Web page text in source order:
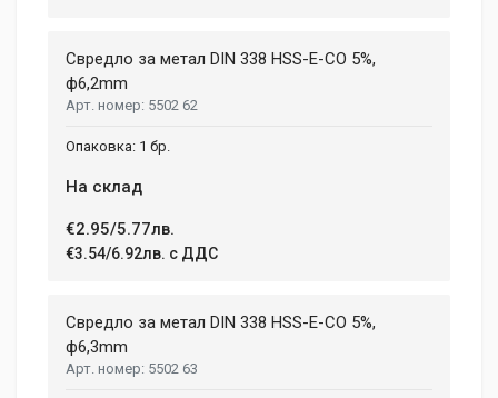
Свредло за метал DIN 338 HSS-E-CO 5%,
ф6,2mm
5502 62
1 бр.
На склад
€2.95/5.77лв.
€3.54/6.92лв. с ДДС
Свредло за метал DIN 338 HSS-E-CO 5%,
ф6,3mm
5502 63